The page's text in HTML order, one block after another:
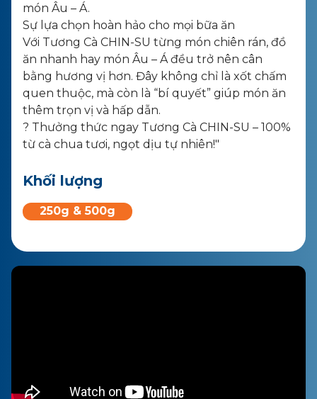
món Âu – Á.
Sự lựa chọn hoàn hảo cho mọi bữa ăn
Với Tương Cà CHIN-SU từng món chiên rán, đồ
ăn nhanh hay món Âu – Á đều trở nên cân
bằng hương vị hơn. Đây không chỉ là xốt chấm
quen thuộc, mà còn là “bí quyết” giúp món ăn
thêm trọn vị và hấp dẫn.
? Thưởng thức ngay Tương Cà CHIN-SU – 100%
từ cà chua tươi, ngọt dịu tự nhiên!"
Khối lượng
250g & 500g